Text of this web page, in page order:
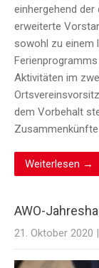
einhergehend
erweiterte
sowohl zu einem
Aktivitäten im
dem Vorbehalt
Weiterlesen →
AWO-
21. Oktober 2020